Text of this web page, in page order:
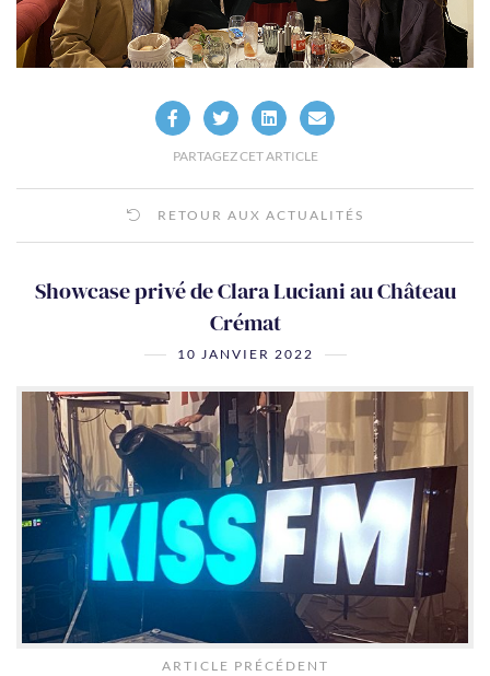
PARTAGEZ CET ARTICLE
RETOUR AUX ACTUALITÉS
Showcase privé de Clara Luciani au Château
Crémat
10 JANVIER 2022
ARTICLE PRÉCÉDENT